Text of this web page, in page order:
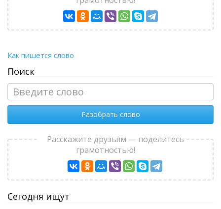
Как пишется слово
Поиск
Разобрать слово
Расскажите друзьям — поделитесь
грамотностью!
Сегодня ищут